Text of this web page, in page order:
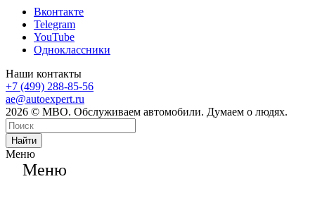
Вконтакте
Telegram
YouTube
Одноклассники
Наши контакты
+7 (499) 288-85-56
ae@autoexpert.ru
2026 © МВО. Обслуживаем автомобили. Думаем о людях.
Найти
Меню
Меню